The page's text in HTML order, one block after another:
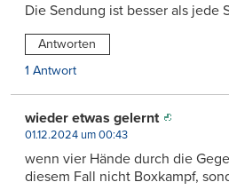
Die Sendung ist besser als jede
Antworten
1 Antwort
wieder etwas gelernt
01.12.2024 um 00:43
wenn vier Hände durch die
diesem Fall nicht Boxkampf,